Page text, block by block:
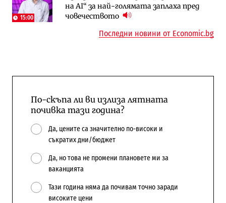
15:00
на AI“ за най-голямата заплаха пред
човечеството
няколко седмици, ако сушата продължи
попадат в капан на обществените
поръчки?
Последни новини от Economic.bg
По-скъпа ли ви излиза лятната
почивка тази година?
Да, цените са значително по-високи и
съкратих дни/бюджет
Да, но това не промени плановете ми за
ваканцията
Тази година няма да почивам точно заради
високите цени